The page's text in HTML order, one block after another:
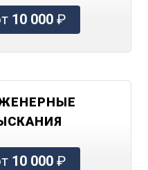
10 000₽
10 000₽